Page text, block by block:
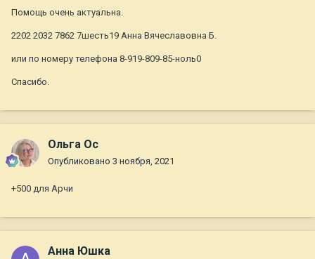
Помощь очень актуальна.
2202 2032 7862 7шесть19 Анна Вячеславовна Б.
или по номеру телефона 8-919-809-85-ноль0
Спасибо.
Ольга Ос
Опубликовано 3 ноября, 2021
+500 для Арчи
Анна Юшка